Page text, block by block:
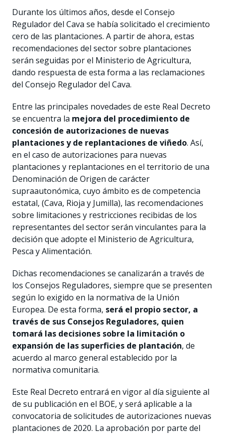
Durante los últimos años, desde el Consejo
Regulador del Cava se había solicitado el crecimiento
cero de las plantaciones. A partir de ahora, estas
recomendaciones del sector sobre plantaciones
serán seguidas por el Ministerio de Agricultura,
dando respuesta de esta forma a las reclamaciones
del Consejo Regulador del Cava.
Entre las principales novedades de este Real Decreto
se encuentra la mejora del procedimiento de
concesión de autorizaciones de nuevas
plantaciones y de replantaciones de viñedo. Así,
en el caso de autorizaciones para nuevas
plantaciones y replantaciones en el territorio de una
Denominación de Origen de carácter
supraautonómica, cuyo ámbito es de competencia
estatal, (Cava, Rioja y Jumilla), las recomendaciones
sobre limitaciones y restricciones recibidas de los
representantes del sector serán vinculantes para la
decisión que adopte el Ministerio de Agricultura,
Pesca y Alimentación.
Dichas recomendaciones se canalizarán a través de
los Consejos Reguladores, siempre que se presenten
según lo exigido en la normativa de la Unión
Europea. De esta forma, será el propio sector, a
través de sus Consejos Reguladores, quien
tomará las decisiones sobre la limitación o
expansión de las superficies de plantación, de
acuerdo al marco general establecido por la
normativa comunitaria.
Este Real Decreto entrará en vigor al día siguiente al
de su publicación en el BOE, y será aplicable a la
convocatoria de solicitudes de autorizaciones nuevas
plantaciones de 2020. La aprobación por parte del